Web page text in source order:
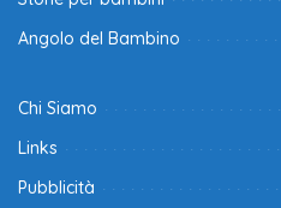
Angolo del Bambino
Chi Siamo
Links
Pubblicità